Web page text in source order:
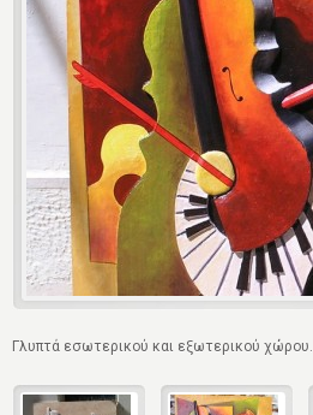
Γλυπτά εσωτερικού και εξωτερικού